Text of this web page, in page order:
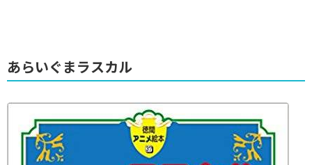
あらいぐまラスカル